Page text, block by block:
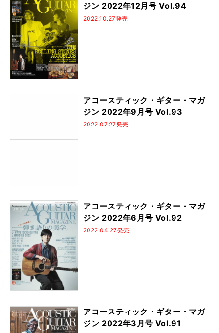
ジン 2022年12月号 Vol.94
2022.10.27発売
アコースティック・ギター・マガ
ジン 2022年9月号 Vol.93
2022.07.27発売
アコースティック・ギター・マガ
ジン 2022年6月号 Vol.92
2022.04.27発売
アコースティック・ギター・マガ
ジン 2022年3月号 Vol.91